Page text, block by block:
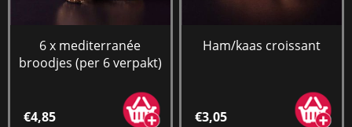
6 x mediterranée
broodjes (per 6 verpakt)
€4,85
Ham/kaas croissant
€3,05